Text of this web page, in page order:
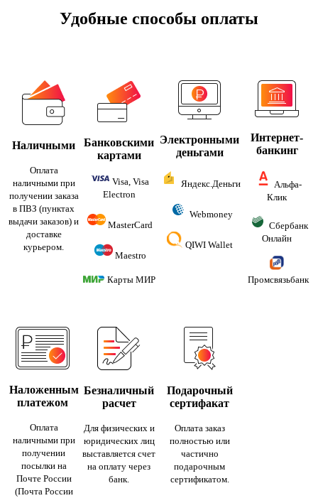
Удобные способы оплаты
Наличными
Оплата
наличными при
получении заказа
в ПВЗ (пунктах
выдачи заказов) и
доставке
курьером.
Банковскими
картами
Visa, Visa
Electron
MasterCard
Maestro
Карты МИР
Электронными
деньгами
Яндекс.Деньги
Webmoney
QIWI Wallet
Интернет-
банкинг
Альфа-
Клик
Сбербанк
Онлайн
Промсвязьбанк
Наложенным
платежом
Оплата
наличными при
получении
посылки на
Почте России
(Почта России
Безналичный
расчет
Для физических и
юридических лиц
выставляется счет
на оплату через
банк.
Подарочный
сертифакат
Оплата заказ
полностью или
частично
подарочным
сертификатом.